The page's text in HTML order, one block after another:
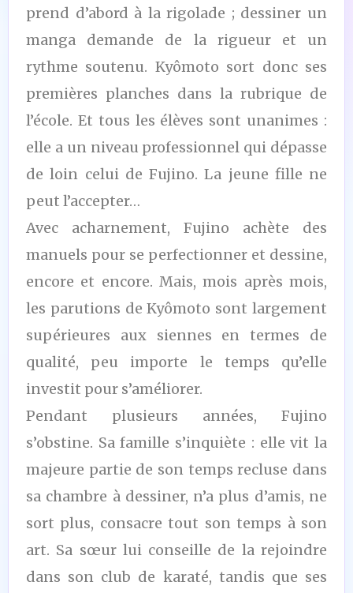
prend d’abord à la rigolade ; dessiner un
manga demande de la rigueur et un
rythme soutenu. Kyômoto sort donc ses
premières planches dans la rubrique de
l’école. Et tous les élèves sont unanimes :
elle a un niveau professionnel qui dépasse
de loin celui de Fujino. La jeune fille ne
peut l’accepter…
Avec acharnement, Fujino achète des
manuels pour se perfectionner et dessine,
encore et encore. Mais, mois après mois,
les parutions de Kyômoto sont largement
supérieures aux siennes en termes de
qualité, peu importe le temps qu’elle
investit pour s’améliorer.
Pendant plusieurs années, Fujino
s’obstine. Sa famille s’inquiète : elle vit la
majeure partie de son temps recluse dans
sa chambre à dessiner, n’a plus d’amis, ne
sort plus, consacre tout son temps à son
art. Sa sœur lui conseille de la rejoindre
dans son club de karaté, tandis que ses